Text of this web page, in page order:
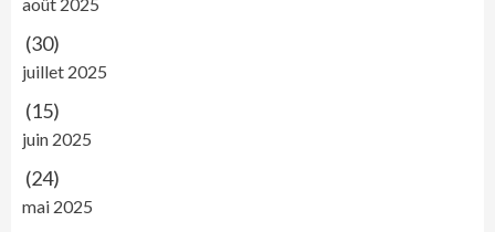
(30)
juillet 2025
(15)
juin 2025
(24)
mai 2025